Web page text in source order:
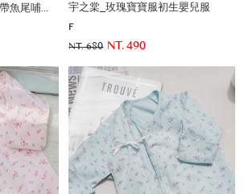
二件套。荷葉袖棉T+吊帶魚尾哺乳洋(薄彈) 宇之棠_玫瑰寶寶服初生嬰兒服
F
NT. 680 NT. 490